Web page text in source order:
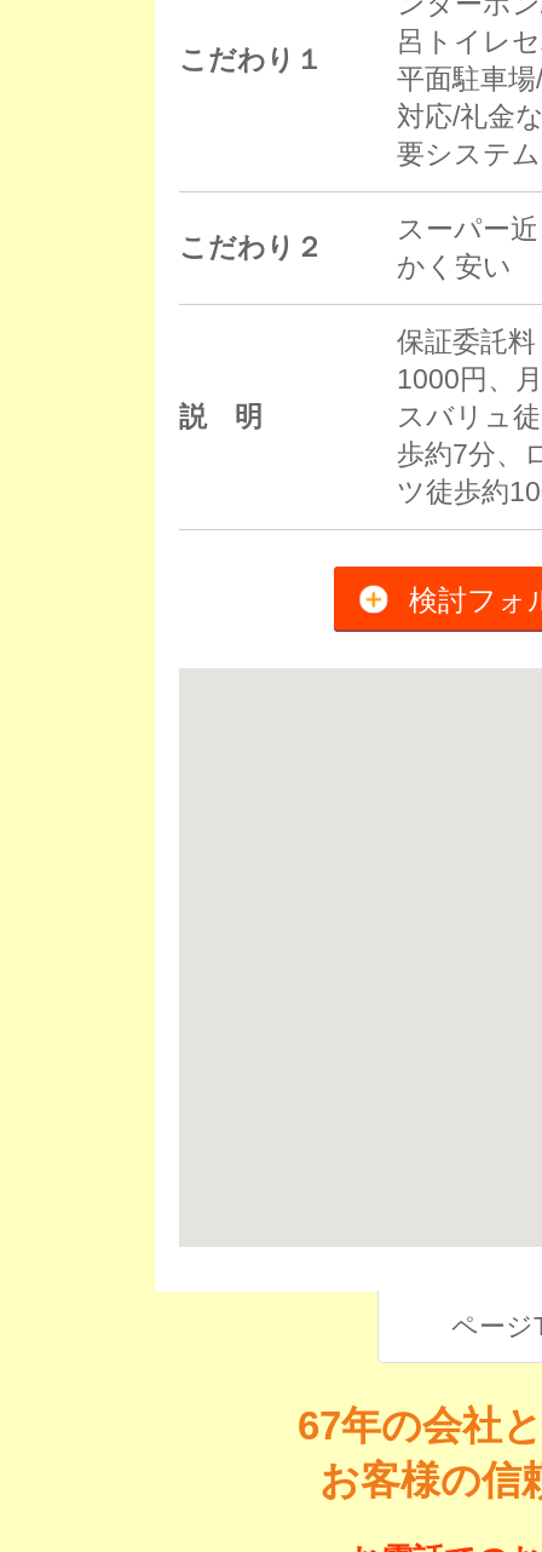
こだわり１
呂トイレ
平面駐車
対応/礼金
要システム
こだわり２
スーパー
かく安い
説 明
保証委託
1000円、
スバリュ
歩約7分、
ツ徒歩約
検討フォ
ページ
67年の会社
お客様の信